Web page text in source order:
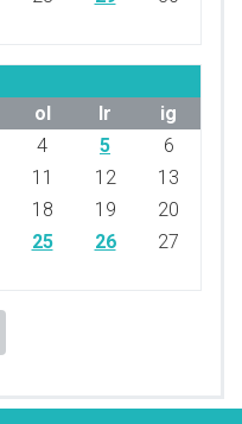
ol lr
ig
4 5
6
11 12
13
18 19
20
25 26
27